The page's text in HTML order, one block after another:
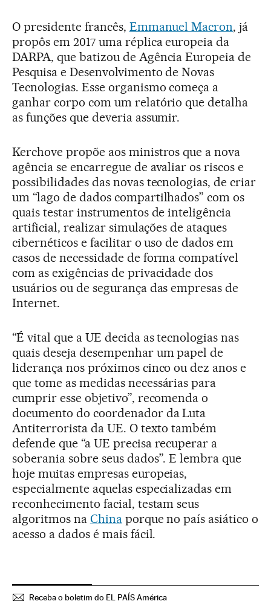
O presidente francês, Emmanuel Macron, já
propôs em 2017 uma réplica europeia da
DARPA, que batizou de Agência Europeia de
Pesquisa e Desenvolvimento de Novas
Tecnologias. Esse organismo começa a
ganhar corpo com um relatório que detalha
as funções que deveria assumir.
Kerchove propõe aos ministros que a nova
agência se encarregue de avaliar os riscos e
possibilidades das novas tecnologias, de criar
um “lago de dados compartilhados” com os
quais testar instrumentos de inteligência
artificial, realizar simulações de ataques
cibernéticos e facilitar o uso de dados em
casos de necessidade de forma compatível
com as exigências de privacidade dos
usuários ou de segurança das empresas de
Internet.
“É vital que a UE decida as tecnologias nas
quais deseja desempenhar um papel de
liderança nos próximos cinco ou dez anos e
que tome as medidas necessárias para
cumprir esse objetivo”, recomenda o
documento do coordenador da Luta
Antiterrorista da UE. O texto também
defende que “a UE precisa recuperar a
soberania sobre seus dados”. E lembra que
hoje muitas empresas europeias,
especialmente aquelas especializadas em
reconhecimento facial, testam seus
algoritmos na Chinaporque no país asiático o
acesso a dados é mais fácil.
Receba o boletim do EL PAÍS América